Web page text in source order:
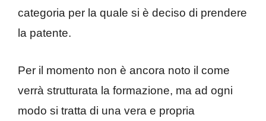
categoria per la quale si è deciso di prendere
la patente.
Per il momento non è ancora noto il come
verrà strutturata la formazione, ma ad ogni
modo si tratta di una vera e propria